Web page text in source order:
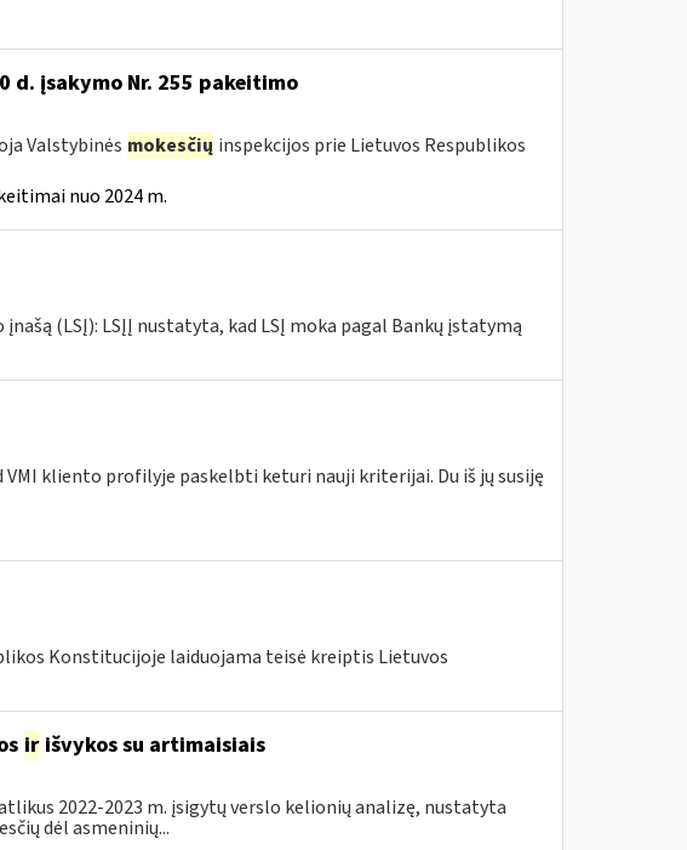
d. įsakymo Nr. 255 pakeitimo
Valstybinės mokesčių inspekcijos prie Lietuvos Respublikos
nuo 2024 m.
(LSĮ): LSĮĮ nustatyta, kad LSĮ moka pagal Bankų įstatymą
VMI kliento profilyje paskelbti keturi nauji kriterijai. Du iš jų susiję
Konstitucijoje laiduojama teisė kreiptis Lietuvos
irišvykos su artimaisiais
2022-2023 m. įsigytų verslo kelionių analizę, nustatyta
dėl asmeninių...